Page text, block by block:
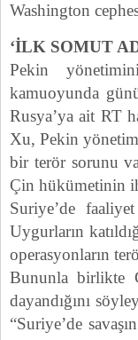
Washington
‘İLK SOMUT
Pekin
kamuoyunda
Rusya’ya ait RT
Xu, Pekin
bir terör sorunu
Çin hükümetinin
Suriye’de
Uygurların
operasyonların
Bununla birlikte
dayandığını
“Suriye’de